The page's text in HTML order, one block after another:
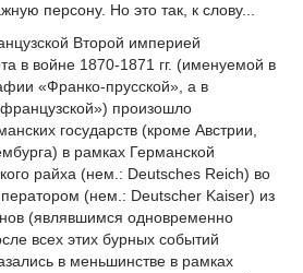
персону. Но это так, к слову...
Второй империей
в войне 1870-1871 гг. (именуемой в
«Франко-прусской», а в
произошло
государств (кроме Австрии,
в рамках Германской
райха (нем.: Deutsches Reich) во
(нем.: Deutscher Kaiser) из
(являвшимся одновременно
всех этих бурных событий
в меньшинстве в рамках